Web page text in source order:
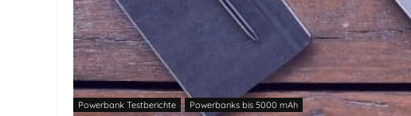
Powerbank Testberichte Powerbanks bis 5000 mAh